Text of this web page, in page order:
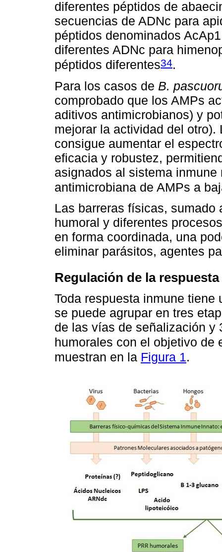
diferentes péptidos de
secuencias de ADNc para
péptidos denominados
diferentes ADNc para
péptidos diferentes34.
Para los casos de B.
comprobado que los AMPs
aditivos antimicrobianos) y
mejorar la actividad del
consigue aumentar el
eficacia y robustez,
asignados al sistema
antimicrobiana de AMPs a
Las barreras físicas,
humoral y diferentes
en forma coordinada, una
eliminar parásitos, agentes
Regulación de la
Toda respuesta inmune
se puede agrupar en tres
de las vías de señalización y
humorales con el objetivo de
muestran en la Figura 1.